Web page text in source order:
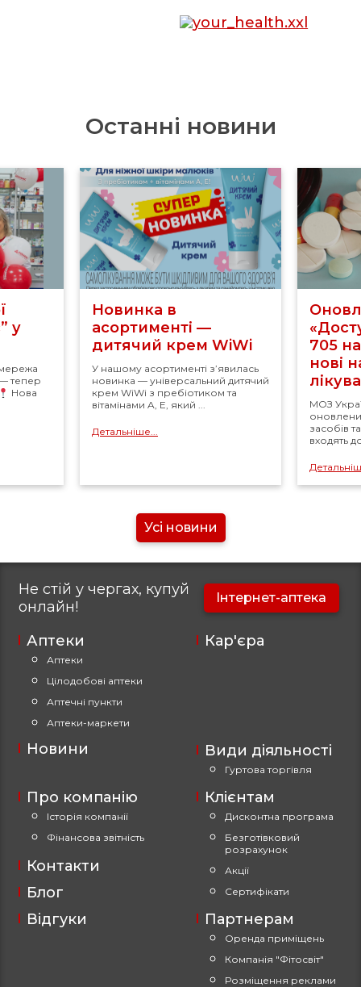
Останні новини
у
тепер
Нова
Новинка в
асортименті —
дитячий крем WiWi
У нашому асортименті з’явилась
новинка — універсальний дитячий
крем WiWi з пребіотиком та
вітамінами A, E, який ...
Детальніше...
705
нові
МОЗ
засобів
входять
Усі новини
Не стій у чергах, купуй
онлайн!
Інтернет-аптека
Аптеки
Аптеки
Цілодобові аптеки
Аптечні пункти
Аптеки-маркети
Про компанію
Історія компанії
Фінансова звітність
Види діяльності
Гуртова торгівля
Контакти
Відгуки
Новини
Клієнтам
Дисконтна програма
Безготівковий
розрахунок
Акції
Сертифікати
Партнерам
Оренда приміщень
Компанія "Фітосвіт"
Розміщення реклами
Блог
Кар'єра